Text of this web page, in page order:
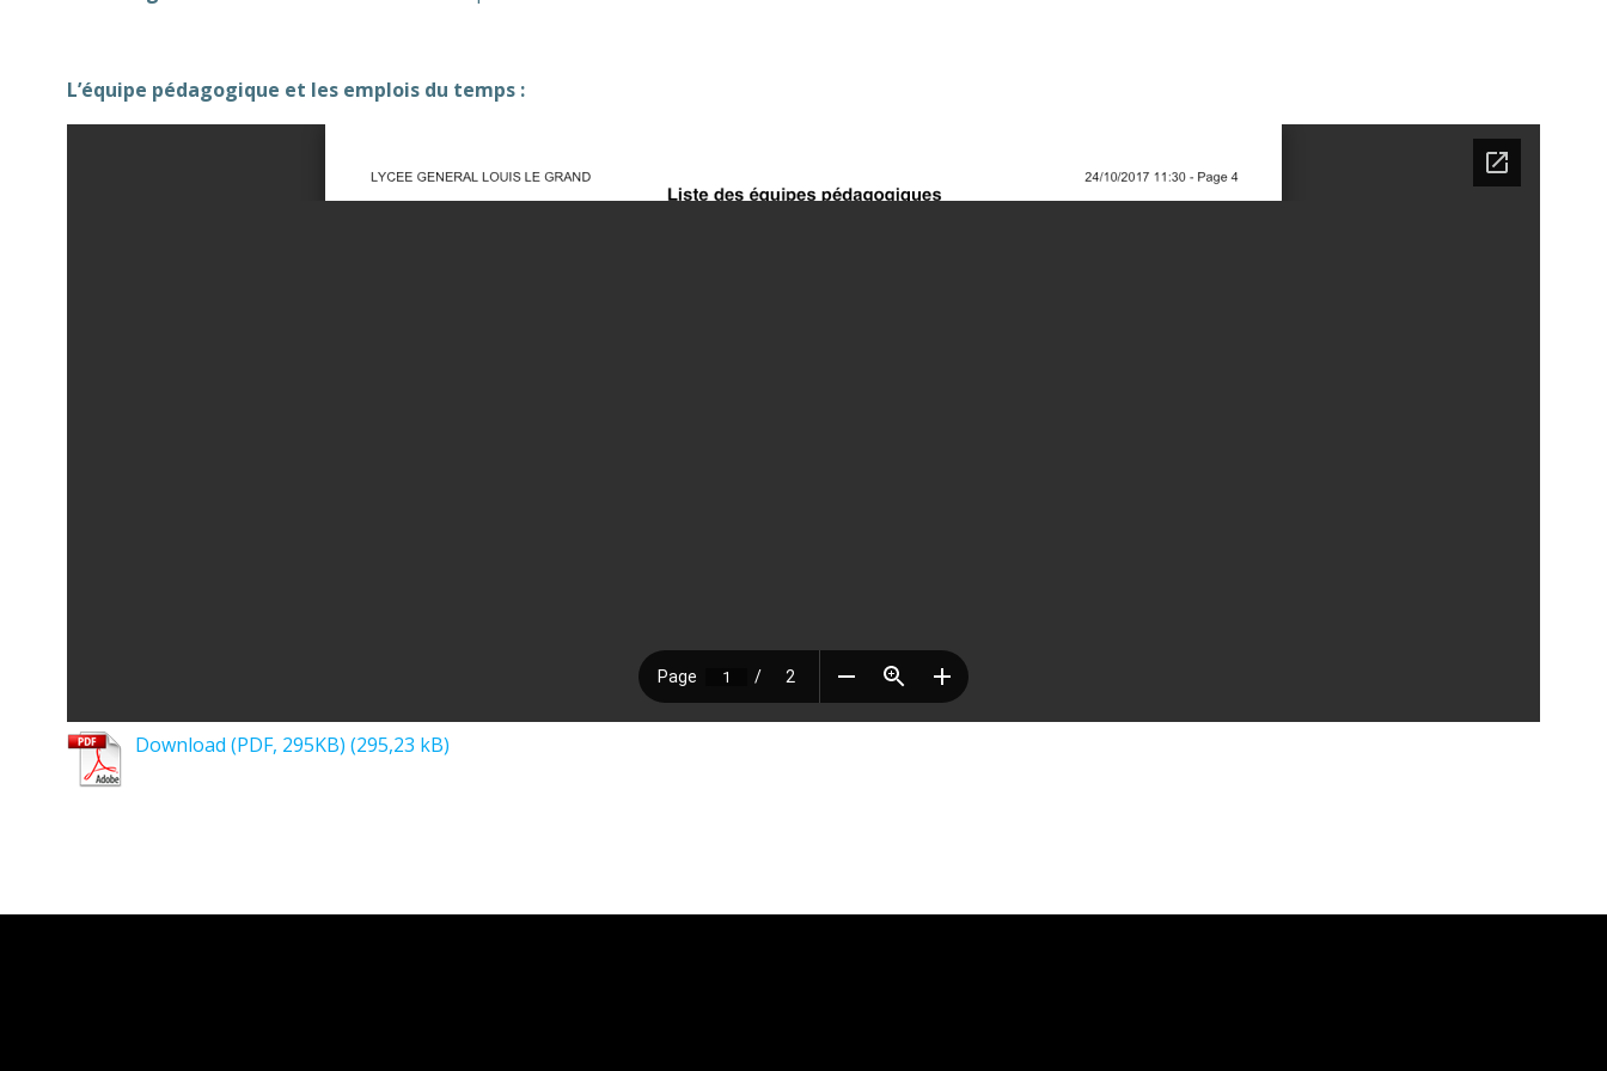
L’équipe pédagogique et les emplois du temps :
Download (PDF, 295KB)